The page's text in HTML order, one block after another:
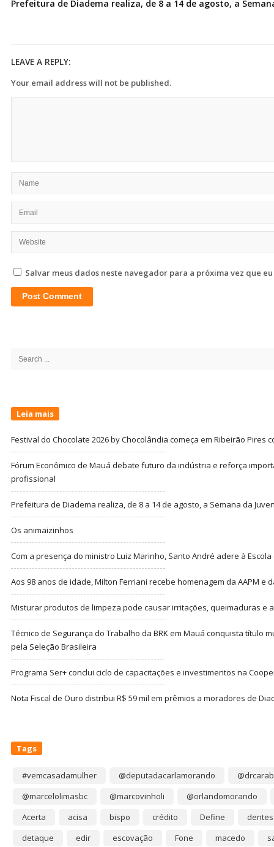
Prefeitura de Diadema realiza, de 8 a 14 de agosto, a
LEAVE A REPLY:
Your email address will not be published.
Salvar meus dados neste navegador para a próxima vez que
Search
Leia mais
Festival do Chocolate 2026 by Chocolândia começa em Ribeirão Pires
Fórum Econômico de Mauá debate futuro da indústria e reforça
profissional
Prefeitura de Diadema realiza, de 8 a 14 de agosto, a Semana da
Os animaizinhos
Com a presença do ministro Luiz Marinho, Santo André adere à
Aos 98 anos de idade, Milton Ferriani recebe homenagem da AAPM e
Misturar produtos de limpeza pode causar irritações, queimaduras e
Técnico de Segurança do Trabalho da BRK em Mauá conquista título
pela Seleção Brasileira
Programa Ser+ conclui ciclo de capacitações e investimentos na
Nota Fiscal de Ouro distribui R$ 59 mil em prêmios a moradores de
Tags
#vemcasadamulher @deputadacarlamorando
@marcelolimasbc
@marcovinholi
@orlandomorando
Acerta
acisa bispo crédito Define
dentes
detaque
edir escovação Fone macedo